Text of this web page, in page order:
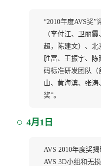
“2010年度AVS奖
（李付江、卫丽
超，陈建文）、北
胜富、王振宇、陈
码标准研发团队（
山、黄海滨、张涛
奖”。
4月1日
AVS 2010年度奖
AVS 3D小组和无